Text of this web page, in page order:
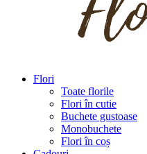
Flori
Toate florile
Flori în cutie
Buchete gustoase
Monobuchete
Flori în coș